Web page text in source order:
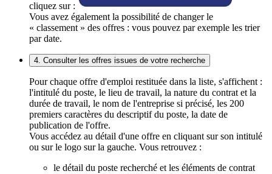
cliquez sur :
Vous avez également la possibilité de changer le
« classement » des offres : vous pouvez par exemple les trier
par date.
4. Consulter les offres issues de votre recherche
Pour chaque offre d'emploi restituée dans la liste, s'affichent :
l'intitulé du poste, le lieu de travail, la nature du contrat et la
durée de travail, le nom de l'entreprise si précisé, les 200
premiers caractères du descriptif du poste, la date de
publication de l'offre.
Vous accédez au détail d'une offre en cliquant sur son intitulé
ou sur le logo sur la gauche. Vous retrouvez :
le détail du poste recherché et les éléments de contrat